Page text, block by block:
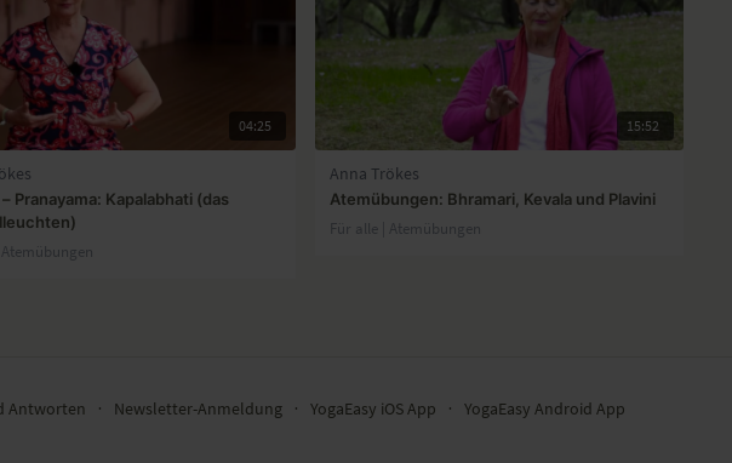
04:25
Pranayama: Kapalabhati (das
15:52
Anna Trökes
Atemübungen: Bhramari, Kevala und Plavini
Für alle | Atemübungen
Antworten ∙ Newsletter-Anmeldung ∙ YogaEasy iOS App ∙
YogaEasy Android App